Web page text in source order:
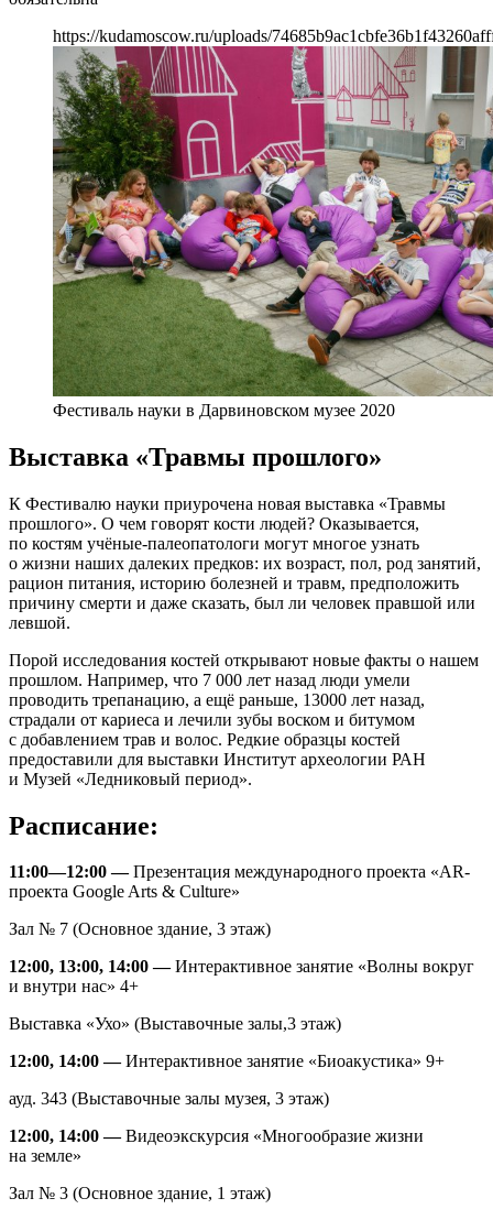
https://kudamoscow.ru/uploads/
Фестиваль науки в Дарвиновском музее 2020
Выставка «Травмы прошлого»
К Фестивалю науки приурочена новая выставка «Травмы
прошлого». О чем говорят кости людей? Оказывается,
по костям учёные-палеопатологи могут многое узнать
о жизни наших далеких предков: их возраст, пол, род занятий,
рацион питания, историю болезней и травм, предположить
причину смерти и даже сказать, был ли человек правшой или
левшой.
Порой исследования костей открывают новые факты о нашем
прошлом. Например, что 7 000 лет назад люди умели
проводить трепанацию, а ещё раньше, 13000 лет назад,
страдали от кариеса и лечили зубы воском и битумом
с добавлением трав и волос. Редкие образцы костей
предоставили для выставки Институт археологии РАН
и Музей «Ледниковый период».
Расписание:
11:00—12:00 —Презентация международного проекта «AR-
проекта Google Arts & Culture»
Зал № 7 (Основное здание, 3 этаж)
12:00, 13:00, 14:00 —Интерактивное занятие «Волны вокруг
и внутри нас» 4+
Выставка «Ухо» (Выставочные залы,3 этаж)
12:00, 14:00 —Интерактивное занятие «Биоакустика» 9+
ауд. 343 (Выставочные залы музея, 3 этаж)
12:00, 14:00 —Видеоэкскурсия «Многообразие жизни
на земле»
Зал № 3 (Основное здание, 1 этаж)